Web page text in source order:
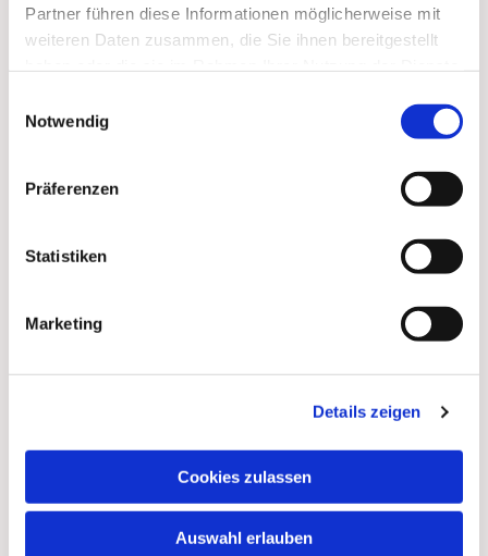
Partner führen diese Informationen möglicherweise mit
weiteren Daten zusammen, die Sie ihnen bereitgestellt
Notwendig
Präferenzen
Statistiken
Marketing
Details zeigen
Cookies zulassen
Auswahl erlauben
Besuch des Seniorenzentrums St. Josef und